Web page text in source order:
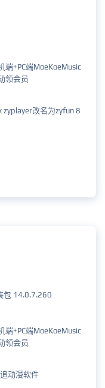
端+PC端MoeKoeMusic
领会员
zyplayer改名为zyfun 8
包 14.0.7.260
端+PC端MoeKoeMusic
领会员
动漫软件